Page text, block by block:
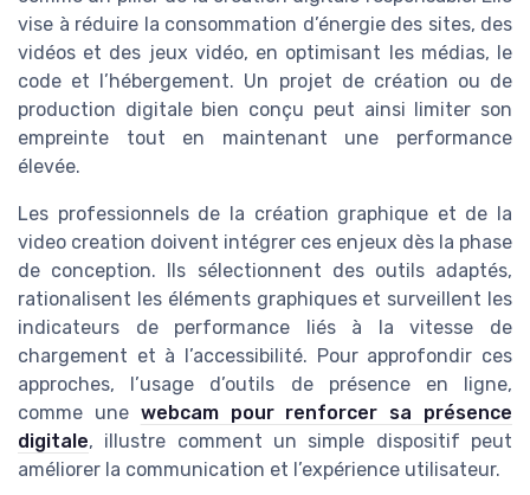
vise à réduire la consommation d’énergie des sites, des
vidéos et des jeux vidéo, en optimisant les médias, le
code et l’hébergement. Un projet de création ou de
production digitale bien conçu peut ainsi limiter son
empreinte tout en maintenant une performance
élevée.
Les professionnels de la création graphique et de la
video creation doivent intégrer ces enjeux dès la phase
de conception. Ils sélectionnent des outils adaptés,
rationalisent les éléments graphiques et surveillent les
indicateurs de performance liés à la vitesse de
chargement et à l’accessibilité. Pour approfondir ces
approches, l’usage d’outils de présence en ligne,
comme une webcam pour renforcer sa présence
digitale, illustre comment un simple dispositif peut
améliorer la communication et l’expérience utilisateur.